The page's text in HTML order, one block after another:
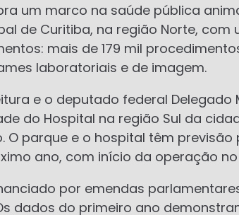
um marco na saúde pública
de Curitiba, na região Norte, com
mais de 179 mil
laboratoriais e de imagem.
e o deputado federal Delegado
do Hospital na região Sul da
O parque e o hospital têm previsão
ano, com início da operação
por emendas
dados do primeiro ano